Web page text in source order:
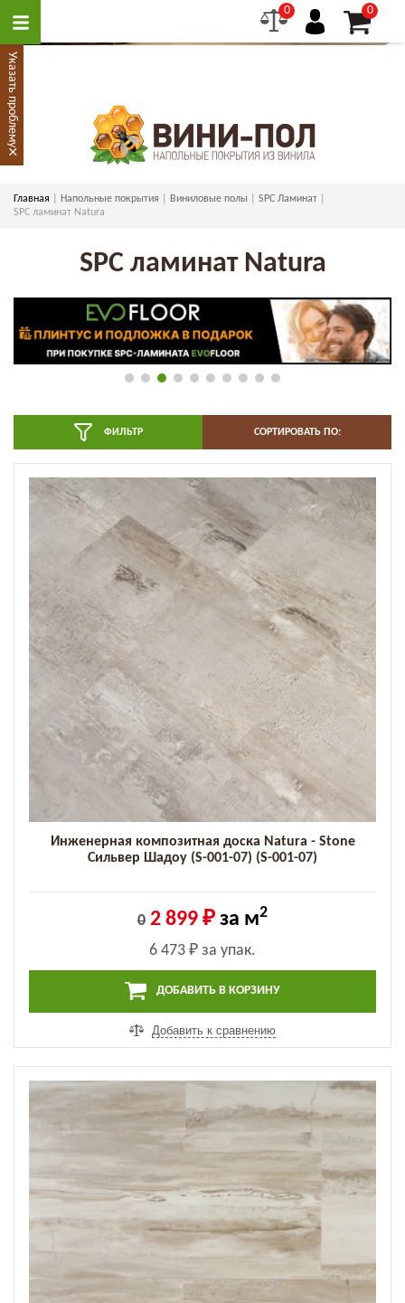
0 0
Главная Напольные покрытия Виниловые полы
SPC Ламинат
SPC ламинат Natura
SPC ламинат Natura
ФИЛЬТР СОРТИРОВАТЬ ПО:
Инженерная композитная доска Natura - Stone
Сильвер Шадоу (S-001-07) (S-001-07)
0 2 899 ₽ за м2
6 473 ₽ за упак.
ДОБАВИТЬ В КОРЗИНУ
Добавить к сравнению
Указать проблему
×